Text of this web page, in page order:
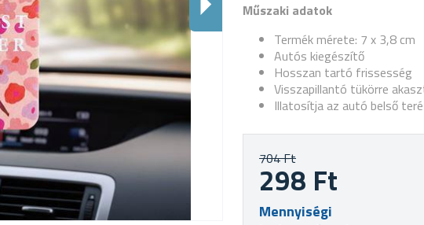
Műszaki adatok
Termék mérete: 7 x 3,8 cm
Autós kiegészítő
Hosszan tartó frissesség
Visszapillantó tükörre
Illatosítja az autó belső
704 Ft
298 Ft
Mennyiségi